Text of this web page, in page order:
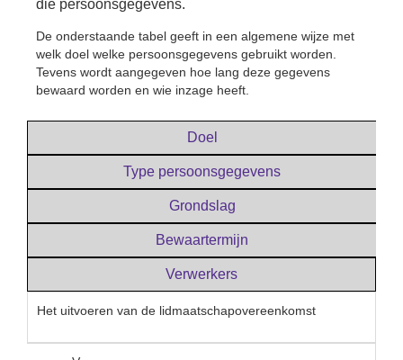
die persoonsgegevens.
De onderstaande tabel geeft in een algemene wijze met
welk doel welke persoonsgegevens gebruikt worden.
Tevens wordt aangegeven hoe lang deze gegevens
bewaard worden en wie inzage heeft.
Doel
Type persoonsgegevens
Grondslag
Bewaartermijn
Verwerkers
Het uitvoeren van de lidmaatschapovereenkomst